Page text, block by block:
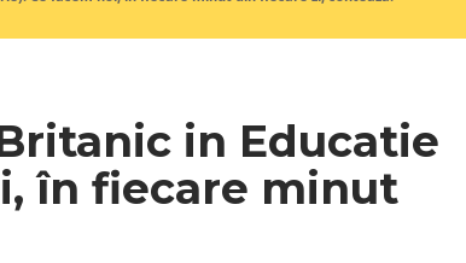
in Educatie
în fiecare minut